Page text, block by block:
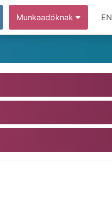
Munkaadóknak EN